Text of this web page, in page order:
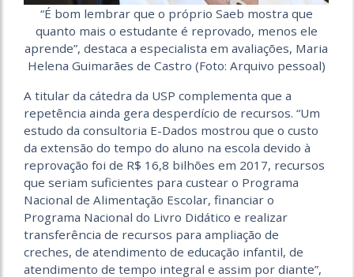
“É bom lembrar que o próprio Saeb mostra que
quanto mais o estudante é reprovado, menos ele
aprende”, destaca a especialista em avaliações, Maria
Helena Guimarães de Castro (Foto: Arquivo pessoal)
A titular da cátedra da USP complementa que a
repetência ainda gera desperdício de recursos. “Um
estudo da consultoria E-Dados mostrou que o custo
da extensão do tempo do aluno na escola devido à
reprovação foi de R$ 16,8 bilhões em 2017, recursos
que seriam suficientes para custear o Programa
Nacional de Alimentação Escolar, financiar o
Programa Nacional do Livro Didático e realizar
transferência de recursos para ampliação de
creches, de atendimento de educação infantil, de
atendimento de tempo integral e assim por diante”,